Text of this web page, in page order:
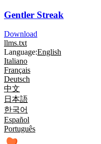
Gentler Streak
Download
llms.txt
Language:English
Italiano
Français
Deutsch
中文
日本語
한국어
Español
Português